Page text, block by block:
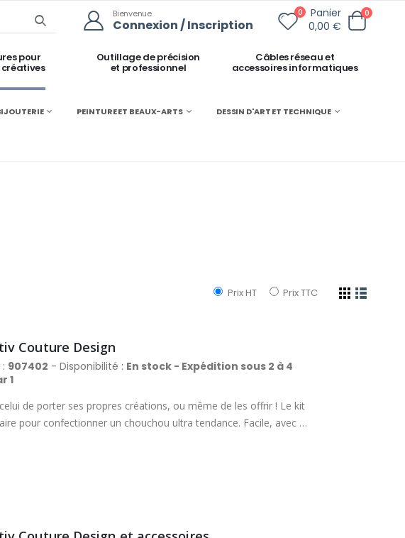
Bienvenue
Connexion / Inscription
0
Panier
0,00 €
0
pour Outillage de précision
et professionnel
Câbles réseau et
accessoires informatiques
PEINTURE ET BEAUX-ARTS
DESSIN D'ART ET TECHNIQUE
Prix HT Prix TTC
Couture Design
907402 - Disponibilité : En stock - Expédition sous 2 à 4
1
de porter ses propres créations, ou même de les offrir ! Le kit
pour confectionner un chouchou ultra tendance. Facile, avec le
1 pièce de tissu, 3 broches, 1 aiguille à coudre, 1 aide à
& mode d'emploi.